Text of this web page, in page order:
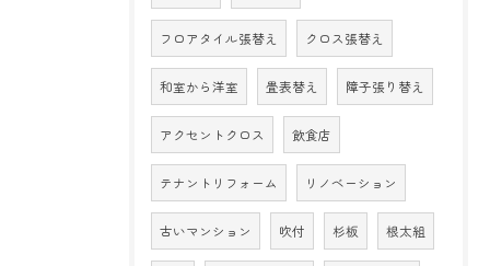
フロアタイル張替え クロス張替え
和室から洋室 畳表替え 障子張り替え
アクセントクロス 飲食店
テナントリフォーム リノベーション
古いマンション 吹付 杉板 根太組